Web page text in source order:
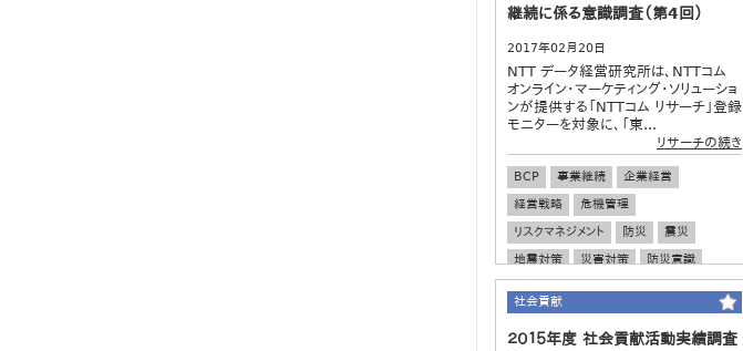
継続に係る意識調査（第4回）
2017年02月20日
NTT データ経営研究所は、NTTコム
オンライン・マーケティング・ソリューショ
ンが提供する「NTTコム リサーチ」登録
モニターを対象に、「東...
リサーチの続き
BCP 事業継続
企業経営
経営戦略
危機管理
リスクマネジメント
防災
震災
地震対策
災害対策 防災意識
社会貢献
２０１５年度 社会貢献活動実績調査